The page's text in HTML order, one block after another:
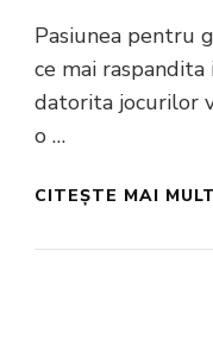
Pasiunea pentru
ce mai
datorita jocurilor
o …
CITEȘTE MAI MULT